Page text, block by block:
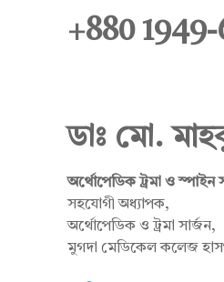
মা
+880
ডাঃ মো.
অর্থোপেডিক ট্রমা ও স্পাইন
সহযোগী অধ্যাপক,
অর্থোপেডিক ও ট্রমা সার্জন,
মুগদা মেডিকেল কলেজ